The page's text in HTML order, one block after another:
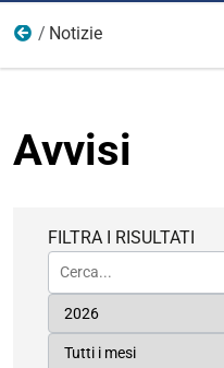
Home
Notizie
Avvisi
FILTRA I RISULTATI